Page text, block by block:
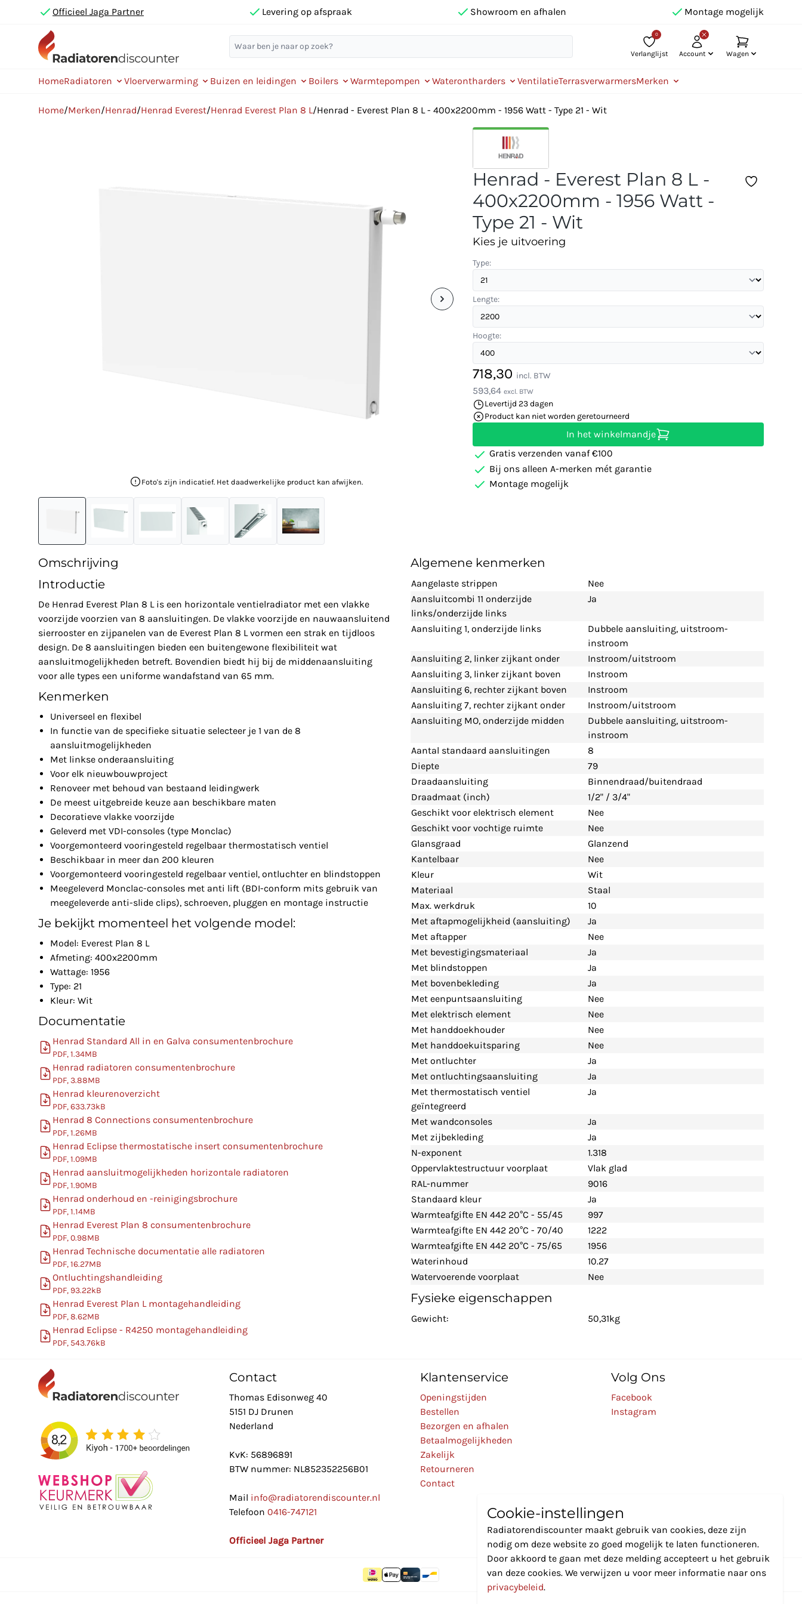
Officieel Jaga Partner Levering op afspraak Showroom en afhalen Montage mogelijk
0
Verlanglijst Account Wagen
HomeRadiatoren Vloerverwarming Buizen en leidingen Boilers Warmtepompen Waterontharders VentilatieTerrasverwarmersMerken
Home/Merken/Henrad/Henrad Everest/Henrad Everest Plan 8 L/Henrad - Everest Plan 8 L - 400x2200mm - 1956 Watt - Type 21 - Wit
Foto's zijn indicatief. Het daadwerkelijke product kan afwijken.
Henrad - Everest Plan 8 L -
400x2200mm - 1956 Watt -
Type 21 - Wit
Kies je uitvoering
Type:
Lengte:
Hoogte:
718,30 incl. BTW
593,64 excl. BTW
Levertijd 23 dagen
Product kan niet worden geretourneerd
In het winkelmandje
Gratis verzenden vanaf €100
Bij ons alleen A-merken mét garantie
Montage mogelijk
Omschrijving
Introductie
De Henrad Everest Plan 8 L is een horizontale ventielradiator met een vlakke
voorzijde voorzien van 8 aansluitingen. De vlakke voorzijde en nauwaansluitend
sierrooster en zijpanelen van de Everest Plan 8 L vormen een strak en tijdloos
design. De 8 aansluitingen bieden een buitengewone flexibiliteit wat
aansluitmogelijkheden betreft. Bovendien biedt hij bij de middenaansluiting
voor alle types een uniforme wandafstand van 65 mm.
Kenmerken
Universeel en flexibel
In functie van de specifieke situatie selecteer je 1 van de 8
aansluitmogelijkheden
Met linkse onderaansluiting
Voor elk nieuwbouwproject
Renoveer met behoud van bestaand leidingwerk
De meest uitgebreide keuze aan beschikbare maten
Decoratieve vlakke voorzijde
Geleverd met VDI-consoles (type Monclac)
Voorgemonteerd vooringesteld regelbaar thermostatisch ventiel
Beschikbaar in meer dan 200 kleuren
Voorgemonteerd vooringesteld regelbaar ventiel, ontluchter en blindstoppen
Meegeleverd Monclac-consoles met anti lift (BDI-conform mits gebruik van
meegeleverde anti-slide clips), schroeven, pluggen en montage instructie
Je bekijkt momenteel het volgende model:
Model: Everest Plan 8 L
Afmeting: 400x2200mm
Wattage: 1956
Type: 21
Kleur: Wit
Documentatie
Henrad Standard All in en Galva consumentenbrochure
PDF, 1.34MB
Henrad radiatoren consumentenbrochure
PDF, 3.88MB
Henrad kleurenoverzicht
PDF, 633.73kB
Henrad 8 Connections consumentenbrochure
PDF, 1.26MB
Henrad Eclipse thermostatische insert consumentenbrochure
PDF, 1.09MB
Henrad aansluitmogelijkheden horizontale radiatoren
PDF, 1.90MB
Henrad onderhoud en -reinigingsbrochure
PDF, 1.14MB
Henrad Everest Plan 8 consumentenbrochure
PDF, 0.98MB
Henrad Technische documentatie alle radiatoren
PDF, 16.27MB
Ontluchtingshandleiding
PDF, 93.22kB
Henrad Everest Plan L montagehandleiding
PDF, 8.62MB
Henrad Eclipse - R4250 montagehandleiding
PDF, 543.76kB
Algemene kenmerken
Aangelaste strippen
Nee
Aansluitcombi 11 onderzijde
links/onderzijde links
Ja
Aansluiting 1, onderzijde links
Dubbele aansluiting, uitstroom-
instroom
Aansluiting 2, linker zijkant onder
Instroom/uitstroom
Aansluiting 3, linker zijkant boven
Instroom
Aansluiting 6, rechter zijkant boven
Instroom
Aansluiting 7, rechter zijkant onder
Instroom/uitstroom
Aansluiting MO, onderzijde midden
Dubbele aansluiting, uitstroom-
instroom
Aantal standaard aansluitingen
8
Diepte
79
Draadaansluiting
Binnendraad/buitendraad
Draadmaat (inch)
1/2" / 3/4"
Geschikt voor elektrisch element
Nee
Geschikt voor vochtige ruimte
Nee
Glansgraad
Glanzend
Kantelbaar
Nee
Kleur
Wit
Materiaal
Staal
Max. werkdruk
10
Met aftapmogelijkheid (aansluiting)
Ja
Met aftapper
Nee
Met bevestigingsmateriaal
Ja
Met blindstoppen
Ja
Met bovenbekleding
Ja
Met eenpuntsaansluiting
Nee
Met elektrisch element
Nee
Met handdoekhouder
Nee
Met handdoekuitsparing
Nee
Met ontluchter
Ja
Met ontluchtingsaansluiting
Ja
Met thermostatisch ventiel
geïntegreerd
Ja
Met wandconsoles
Ja
Met zijbekleding
Ja
N-exponent
1.318
Oppervlaktestructuur voorplaat
Vlak glad
RAL-nummer
9016
Standaard kleur
Ja
Warmteafgifte EN 442 20°C - 55/45
997
Warmteafgifte EN 442 20°C - 70/40
1222
Warmteafgifte EN 442 20°C - 75/65
1956
Waterinhoud
10.27
Watervoerende voorplaat
Nee
Fysieke eigenschappen
Gewicht: 50,31kg
Contact
Thomas Edisonweg 40
5151 DJ Drunen
Nederland
KvK: 56896891
BTW nummer: NL852352256B01
Mail info@radiatorendiscounter.nl
Telefoon 0416-747121
Officieel Jaga Partner
Klantenservice
Openingstijden
Bestellen
Bezorgen en afhalen
Betaalmogelijkheden
Zakelijk
Retourneren
Contact
Volg Ons
Facebook
Instagram
Cookie-instellingen
Radiatorendiscounter maakt gebruik van cookies, deze zijn
nodig om deze website zo goed mogelijk te laten functioneren.
Door akkoord te gaan met deze melding accepteert u het gebruik
van deze cookies. We verwijzen u voor meer informatie naar ons
privacybeleid.